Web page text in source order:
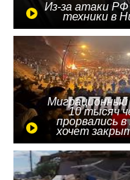
Из-за атаки
техники в
Миграционный
10 тысяч
прорвались
хочет